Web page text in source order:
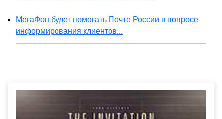
МегаФон будет помогать Почте России в вопросе
информирования клиентов...